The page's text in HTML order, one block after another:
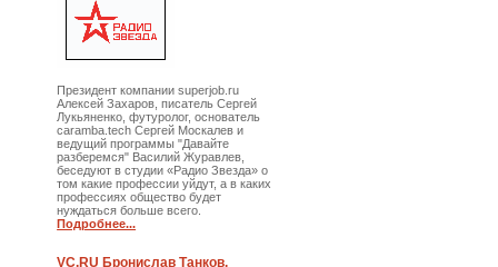
Президент компании superjob.ru
Алексей Захаров, писатель Сергей
Лукьяненко, футуролог, основатель
caramba.tech Сергей Москалев и
ведущий программы "Давайте
разберемся" Василий Журавлев,
беседуют в студии «Радио Звезда» о
том какие профессии уйдут, а в каких
профессиях общество будет
нуждаться больше всего.
Подробнее...
VC.RU Бронислав Танков.